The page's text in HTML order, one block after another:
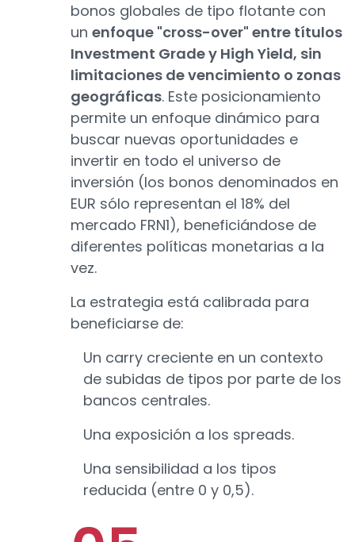
bonos globales de tipo flotante con
un enfoque "cross-over" entre títulos
Investment Grade y High Yield, sin
limitaciones de vencimiento o zonas
geográficas. Este posicionamiento
permite un enfoque dinámico para
buscar nuevas oportunidades e
invertir en todo el universo de
inversión (los bonos denominados en
EUR sólo representan el 18% del
mercado FRN1), beneficiándose de
diferentes políticas monetarias a la
vez.
La estrategia está calibrada para
beneficiarse de:
Un carry creciente en un contexto
de subidas de tipos por parte de los
bancos centrales.
Una exposición a los spreads.
Una sensibilidad a los tipos
reducida (entre 0 y 0,5).